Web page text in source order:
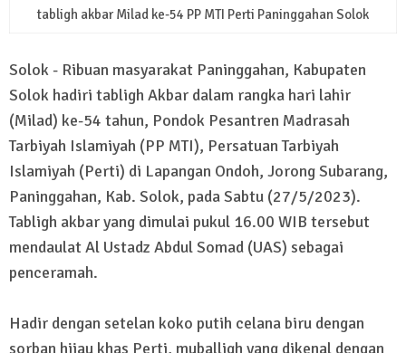
tabligh akbar Milad ke-54 PP MTI Perti Paninggahan Solok
Solok - Ribuan masyarakat Paninggahan, Kabupaten
Solok hadiri tabligh Akbar dalam rangka hari lahir
(Milad) ke-54 tahun, Pondok Pesantren Madrasah
Tarbiyah Islamiyah (PP MTI), Persatuan Tarbiyah
Islamiyah (Perti) di Lapangan Ondoh, Jorong Subarang,
Paninggahan, Kab. Solok, pada Sabtu (27/5/2023).
Tabligh akbar yang dimulai pukul 16.00 WIB tersebut
mendaulat Al Ustadz Abdul Somad (UAS) sebagai
penceramah.
Hadir dengan setelan koko putih celana biru dengan
sorban hijau khas Perti, muballigh yang dikenal dengan